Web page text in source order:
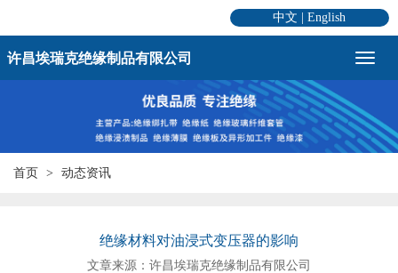
中文 |English
许昌埃瑞克绝缘制品有限公司
首页 动态资讯
绝缘材料对油浸式变压器的影响
文章来源：许昌埃瑞克绝缘制品有限公司